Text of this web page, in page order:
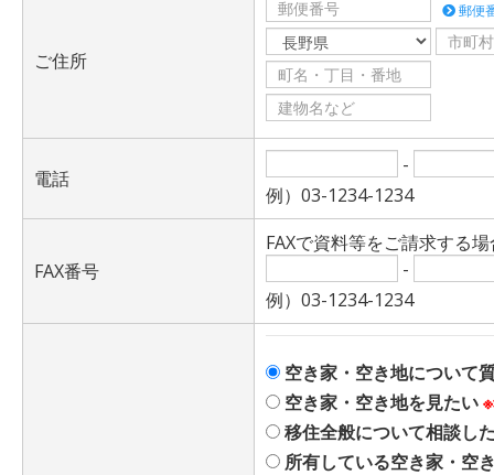
ご住所
郵便
電話
-
例）03-1234-1234
FAX番号
FAXで資料等をご請求する
-
例）03-1234-1234
空き家・空き地について
空き家・空き地を見たい
移住全般について相談し
所有している空き家・空